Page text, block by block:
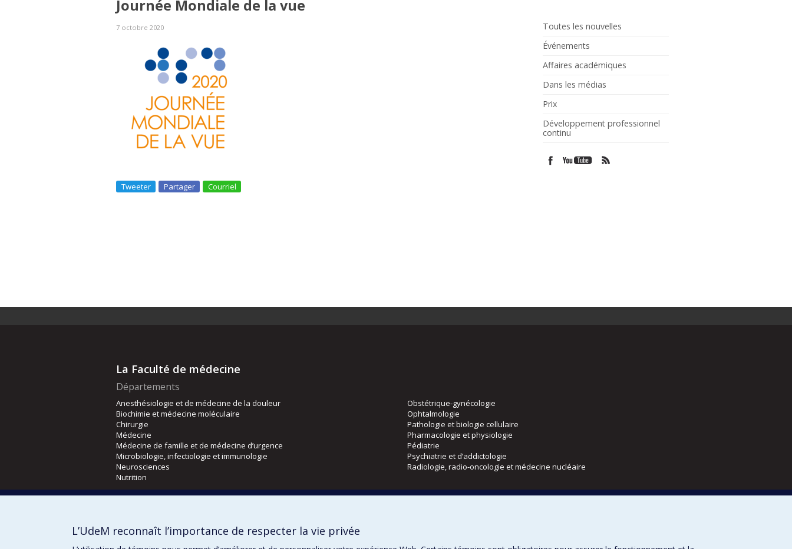
Toutes les nouvelles
Événements
Affaires académiques
Dans les médias
Prix
Développement professionnel
continu
Journée Mondiale de la vue
7 octobre 2020
Tweeter Partager Courriel
La Faculté de médecine
Départements
Anesthésiologie et de médecine de la douleur
Biochimie et médecine moléculaire
Chirurgie
Médecine
Médecine de famille et de médecine d’urgence
Microbiologie, infectiologie et immunologie
Neurosciences
Nutrition
Obstétrique-gynécologie
Ophtalmologie
Pathologie et biologie cellulaire
Pharmacologie et physiologie
Pédiatrie
Psychiatrie et d’addictologie
Radiologie, radio-oncologie et médecine nucléaire
Orthophonie et audiologie
L’UdeM reconnaît l’importance de respecter la vie privée